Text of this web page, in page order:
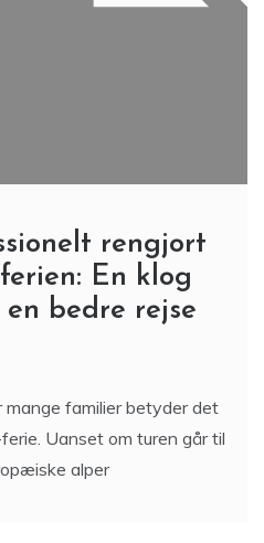
rengjort
En klog
bedre rejse
mange familier betyder det
Uanset om turen går til
alper